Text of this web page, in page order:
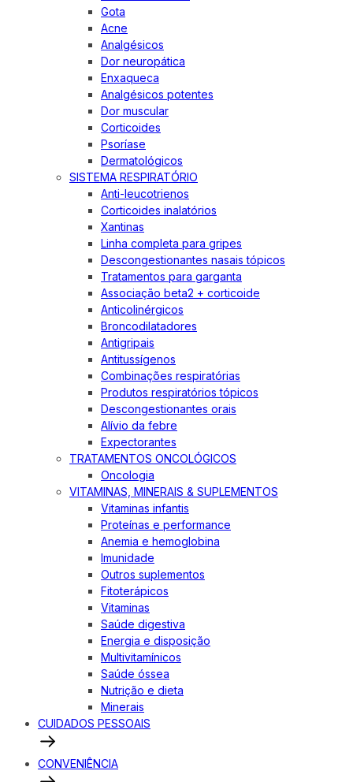
Gota
Acne
Analgésicos
Dor neuropática
Enxaqueca
Analgésicos potentes
Dor muscular
Corticoides
Psoríase
Dermatológicos
SISTEMA RESPIRATÓRIO
Anti-leucotrienos
Corticoides inalatórios
Xantinas
Linha completa para gripes
Descongestionantes nasais tópicos
Tratamentos para garganta
Associação beta2 + corticoide
Anticolinérgicos
Broncodilatadores
Antigripais
Antitussígenos
Combinações respiratórias
Produtos respiratórios tópicos
Descongestionantes orais
Alívio da febre
Expectorantes
TRATAMENTOS ONCOLÓGICOS
Oncologia
VITAMINAS, MINERAIS & SUPLEMENTOS
Vitaminas infantis
Proteínas e performance
Anemia e hemoglobina
Imunidade
Outros suplementos
Fitoterápicos
Vitaminas
Saúde digestiva
Energia e disposição
Multivitamínicos
Saúde óssea
Nutrição e dieta
Minerais
CUIDADOS PESSOAIS
CONVENIÊNCIA